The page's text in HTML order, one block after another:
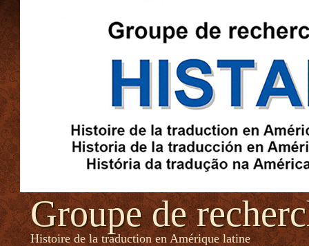
Groupe de
Histoire de la traduction en Amérique latine